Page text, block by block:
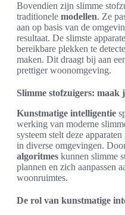
Bovendien zijn slimme
traditionele modellen. Ze
aan op basis van de
resultaat. De slimste
bereikbare plekken te
maken. Dit draagt bij aan
prettiger woonomgeving.
Slimme stofzuigers: maak
Kunstmatige intelligentie
werking van moderne
systeem stelt deze
in diverse omgevingen.
algoritmes kunnen slimme
plannen en zich aanpassen
woonruimtes.
De rol van kunstmatige